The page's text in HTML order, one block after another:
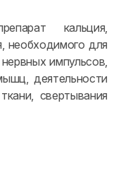
кальция,
необходимого для
импульсов,
деятельности
свертывания